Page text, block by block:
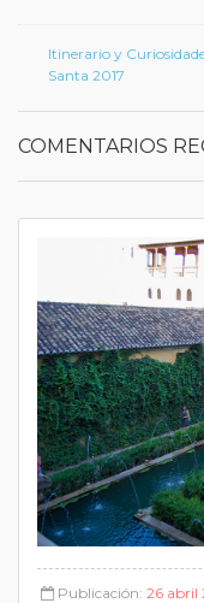
Itinerario y
Santa 2017
COMENTARIOS
Publicación: 26 abril